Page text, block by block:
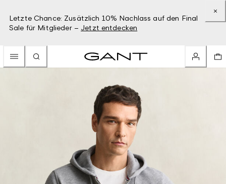
Letzte Chance: Zusätzlich 10% Nachlass auf den Final
Sale für Mitglieder – Jetzt entdecken